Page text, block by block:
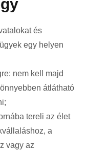
és
egy helyen
nem kell majd
átlátható
tereli az élet
a
vagy az